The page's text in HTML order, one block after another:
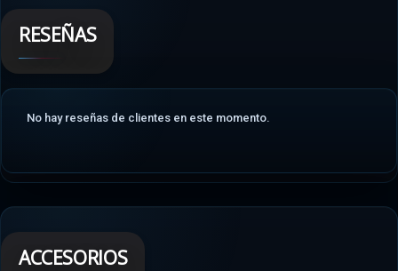
RESEÑAS
No hay reseñas de clientes en este momento.
ACCESORIOS